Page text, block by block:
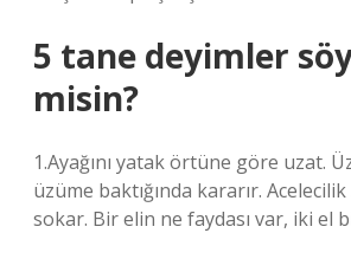
5 tane deyimler
misin?
1.Ayağını yatak örtüne göre uzat.
üzüme baktığında kararır.
sokar. Bir elin ne faydası var, iki el